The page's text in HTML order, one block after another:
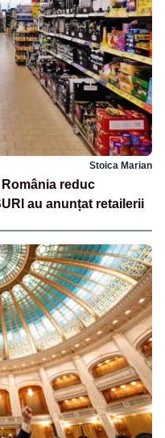
Stoica Marian
reduc
au anunțat retailerii